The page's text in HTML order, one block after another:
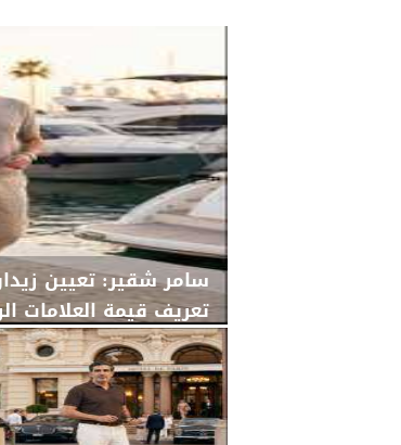
سامر شقير: تعيين
تعريف قيمة العلامات
الأربعاء، 29 يوليو 2026 02:25 مـ